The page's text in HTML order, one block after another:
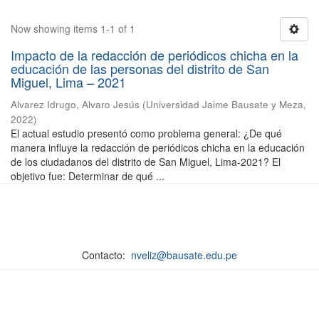
Now showing items 1-1 of 1
Impacto de la redacción de periódicos chicha en la
educación de las personas del distrito de San
Miguel, Lima – 2021
Alvarez Idrugo, Alvaro Jesús (Universidad Jaime Bausate y Meza,
2022)
El actual estudio presentó como problema general: ¿De qué
manera influye la redacción de periódicos chicha en la educación
de los ciudadanos del distrito de San Miguel, Lima-2021? El
objetivo fue: Determinar de qué ...
Contacto: nveliz@bausate.edu.pe